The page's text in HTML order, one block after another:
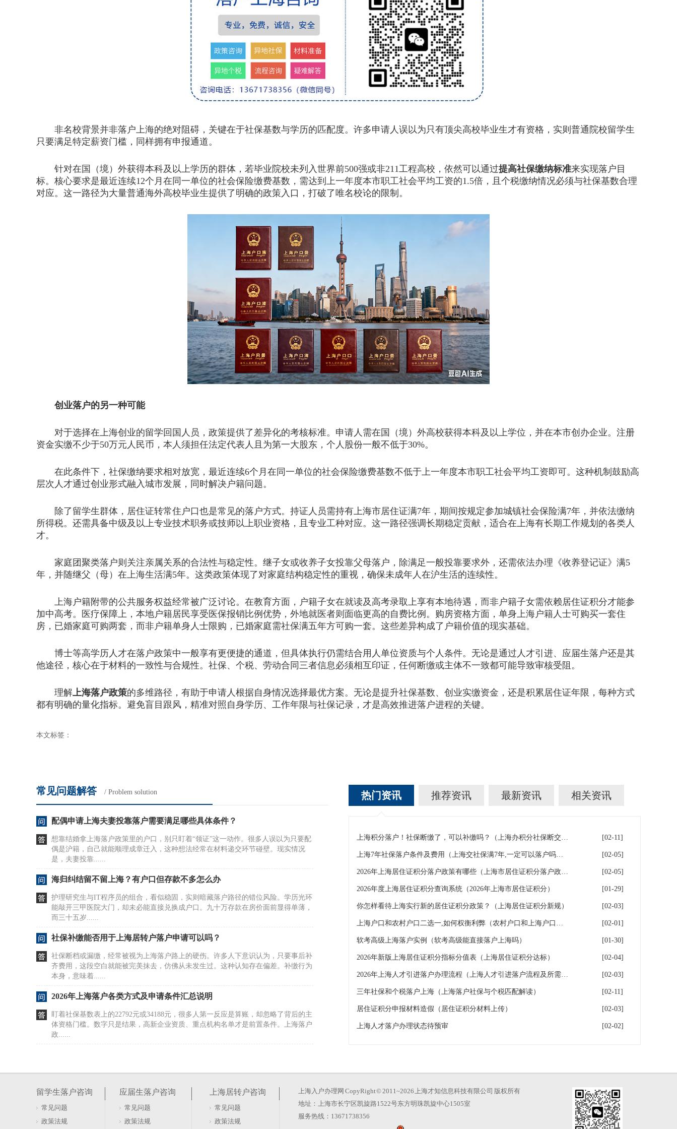
非名校背景并非落户上海的绝对阻碍，关键在于社保基数与学历的匹配度。许多申请人误以为只有顶尖高校毕业生才有资格，实则普通院校留学生
只要满足特定薪资门槛，同样拥有申报通道。
针对在国（境）外获得本科及以上学历的群体，若毕业院校未列入世界前500强或非211工程高校，依然可以通过提高社保缴纳标准来实现落户目
标。核心要求是最近连续12个月在同一单位的社会保险缴费基数，需达到上一年度本市职工社会平均工资的1.5倍，且个税缴纳情况必须与社保基数合理
对应。这一路径为大量普通海外高校毕业生提供了明确的政策入口，打破了唯名校论的限制。
创业落户的另一种可能
对于选择在上海创业的留学回国人员，政策提供了差异化的考核标准。申请人需在国（境）外高校获得本科及以上学位，并在本市创办企业。注册
资金实缴不少于50万元人民币，本人须担任法定代表人且为第一大股东，个人股份一般不低于30%。
在此条件下，社保缴纳要求相对放宽，最近连续6个月在同一单位的社会保险缴费基数不低于上一年度本市职工社会平均工资即可。这种机制鼓励高
层次人才通过创业形式融入城市发展，同时解决户籍问题。
除了留学生群体，居住证转常住户口也是常见的落户方式。持证人员需持有上海市居住证满7年，期间按规定参加城镇社会保险满7年，并依法缴纳
所得税。还需具备中级及以上专业技术职务或技师以上职业资格，且专业工种对应。这一路径强调长期稳定贡献，适合在上海有长期工作规划的各类人
才。
家庭团聚类落户则关注亲属关系的合法性与稳定性。继子女或收养子女投靠父母落户，除满足一般投靠要求外，还需依法办理《收养登记证》满5
年，并随继父（母）在上海生活满5年。这类政策体现了对家庭结构稳定性的重视，确保未成年人在沪生活的连续性。
上海户籍附带的公共服务权益经常被广泛讨论。在教育方面，户籍子女在就读及高考录取上享有本地待遇，而非户籍子女需依赖居住证积分才能参
加中高考。医疗保障上，本地户籍居民享受医保报销比例优势，外地就医者则面临更高的自费比例。购房资格方面，单身上海户籍人士可购买一套住
房，已婚家庭可购两套，而非户籍单身人士限购，已婚家庭需社保满五年方可购一套。这些差异构成了户籍价值的现实基础。
博士等高学历人才在落户政策中一般享有更便捷的通道，但具体执行仍需结合用人单位资质与个人条件。无论是通过人才引进、应届生落户还是其
他途径，核心在于材料的一致性与合规性。社保、个税、劳动合同三者信息必须相互印证，任何断缴或主体不一致都可能导致审核受阻。
理解上海落户政策的多维路径，有助于申请人根据自身情况选择最优方案。无论是提升社保基数、创业实缴资金，还是积累居住证年限，每种方式
都有明确的量化指标。避免盲目跟风，精准对照自身学历、工作年限与社保记录，才是高效推进落户进程的关键。
本文标签：
常见问题解答 / Problem solution
配偶申请上海夫妻投靠落户需要满足哪些具体条件？
想靠结婚拿上海落户政策里的户口，别只盯着“领证”这一动作。很多人误以为只要配
偶是沪籍，自己就能顺理成章迁入，这种想法经常在材料递交环节碰壁。现实情况
是，夫妻投靠......
海归纠结留不留上海？有户口但存款不多怎么办
护理研究生与IT程序员的组合，看似稳固，实则暗藏落户路径的错位风险。学历光环
能敲开三甲医院大门，却未必能直接兑换成户口。九十万存款在房价面前显得单薄，
而三十五岁......
社保补缴能否用于上海居转户落户申请可以吗？
社保断档或漏缴，经常被视为上海落户路上的硬伤。许多人下意识认为，只要事后补
齐费用，这段空白就能被完美抹去，仿佛从未发生过。这种认知存在偏差。补缴行为
本身，意味着......
2026年上海落户各类方式及申请条件汇总说明
盯着社保基数表上的22792元或34188元，很多人第一反应是算账，却忽略了背后的主
体资格门槛。数字只是结果，高新企业资质、重点机构名单才是前置条件。上海落户
政......
很多人盯着软考证书，觉得拿证就能落户。这种理解偏差，经常让人在社保和年限上
籍红利。关键......
上海居住证积分申请流程有哪些？办理步骤与所需材料详解
热门资讯 推荐资讯 最新资讯 相关资讯
上海积分落户！社保断缴了，可以补缴吗？（上海办积分社保断交需要重新计算吗） [02-11]
上海7年社保落户条件及费用（上海交社保满7年,一定可以落户吗？） [02-05]
2026年上海居住证积分落户政策有哪些（上海市居住证积分落户政策2026年） [02-05]
2026年度上海居住证积分查询系统（2026年上海市居住证积分） [01-29]
你怎样看待上海实行新的居住证积分政策？（上海居住证积分新规） [02-03]
上海户口和农村户口二选一,如何权衡利弊（农村户口和上海户口哪个值钱） [02-01]
软考高级上海落户实例（软考高级能直接落户上海吗） [01-30]
2026年新版上海居住证积分指标分值表（上海居住证积分达标） [02-04]
2026年上海人才引进落户办理流程（上海人才引进落户流程及所需时间） [02-03]
三年社保和个税落户上海（上海落户社保与个税匹配解读） [02-11]
居住证积分申报材料造假（居住证积分材料上传） [02-03]
上海人才落户办理状态待预审 [02-02]
留学生落户咨询
常见问题
政策法规
应届生落户咨询
常见问题
政策法规
上海居转户咨询
常见问题
政策法规
上海入户办理网 CopyRight © 2011~2026 上海才知信息科技有限公司 版权所有
地址：上海市长宁区凯旋路1522号东方明珠凯旋中心1505室
服务热线：13671738356